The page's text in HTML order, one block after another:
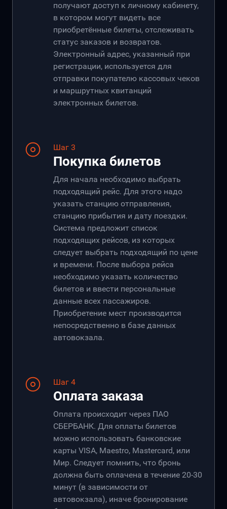
получают доступ к личному кабинету,
в котором могут видеть все
приобретённые билеты, отслеживать
статус заказов и возвратов.
Электронный адрес, указанный при
регистрации, используется для
отправки покупателю кассовых чеков
и маршрутных квитанций
электронных билетов.
Шаг 3
Покупка билетов
Для начала необходимо выбрать
подходящий рейс. Для этого надо
указать станцию отправления,
станцию прибытия и дату поездки.
Система предложит список
подходящих рейсов, из которых
следует выбрать подходящий по цене
и времени. После выбора рейса
необходимо указать количество
билетов и ввести персональные
данные всех пассажиров.
Приобретение мест производится
непосредственно в базе данных
автовокзала.
Шаг 4
Оплата заказа
Оплата происходит через ПАО
СБЕРБАНК. Для оплаты билетов
можно использовать банковские
карты VISA, Maestro, Mastercard, или
Мир. Следует помнить, что бронь
должна быть оплачена в течение 20-30
минут (в зависимости от
автовокзала), иначе бронирование